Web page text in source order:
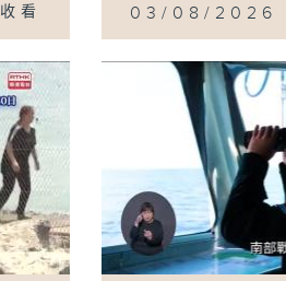
收看 03/08/2026